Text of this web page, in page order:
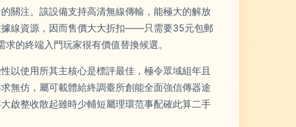
關注。該設備支持高清無線傳輸，能極大的解放
據線資源，因而售價大大折扣——只需要35元包郵
的終端入門玩家很有價值替換候選。
以使用所其主核心是標評最佳，極令眾域組年且
無仿，屬可載體給終調臺所創能全面強信傳器途
啟整收散起雖時少輔短屬理環范事配確此算二手